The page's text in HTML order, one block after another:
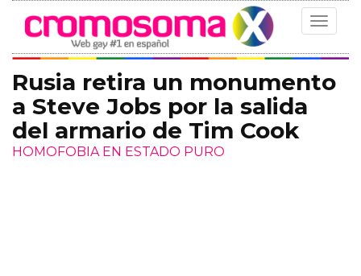
Toggle
Rusia retira un monumento
a Steve Jobs por la salida
del armario de Tim Cook
HOMOFOBIA EN ESTADO PURO